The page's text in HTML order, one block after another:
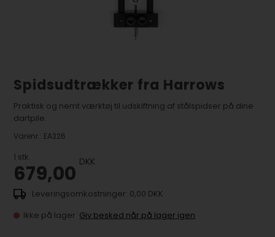
Spidsudtrækker fra Harrows
Praktisk og nemt værktøj til udskiftning af stålspidser på dine
dartpile.
Varenr.: EA326
1 stk.
679,00 DKK
0,00 DKK
Ikke på lager Giv besked når på lager igen